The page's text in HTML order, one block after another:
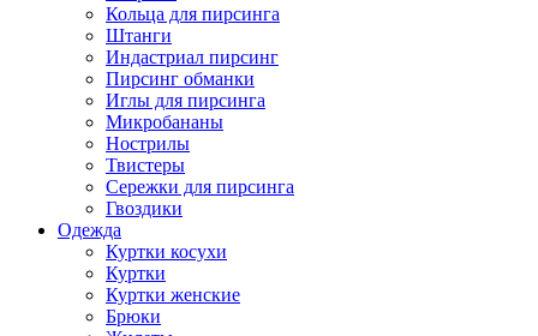
Кольца для пирсинга
Штанги
Индастриал пирсинг
Пирсинг обманки
Иглы для пирсинга
Микробананы
Нострилы
Твистеры
Сережки для пирсинга
Гвоздики
Одежда
Куртки косухи
Куртки
Куртки женские
Брюки